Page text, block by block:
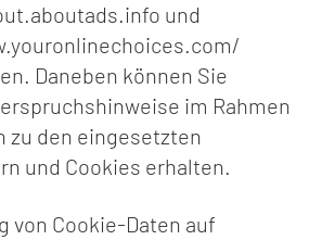
und
Daneben können Sie
im Rahmen
zu den eingesetzten
und Cookies erhalten.
von Cookie-Daten auf